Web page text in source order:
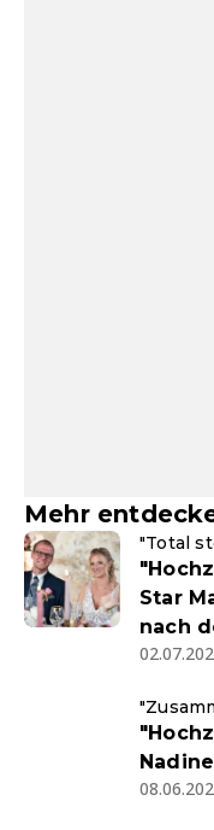
Mehr
"Total
Star
nach